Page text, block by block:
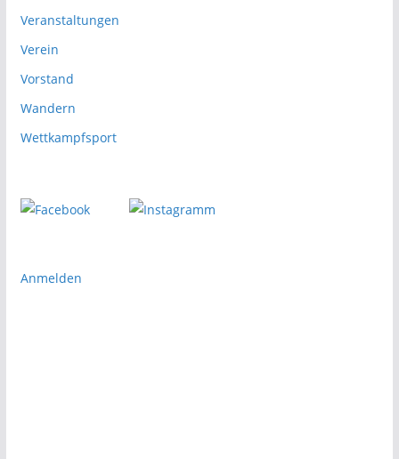
Veranstaltungen
Verein
Vorstand
Wandern
Wettkampfsport
Anmelden